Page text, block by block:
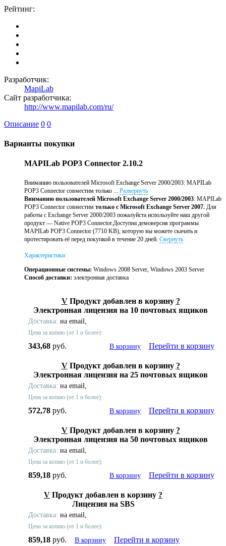
Рейтинг:
Разработчик:
MapiLab
Сайт разработчика:
http://www.mapilab.com/ru/
Описание 0 0
Варианты покупки
MAPILab POP3 Connector 2.10.2
Вниманию пользователей Microsoft Exchange Server 2000/2003: MAPILab
POP3 Connector совместим только ... Развернуть
Вниманию пользователей Microsoft Exchange Server 2000/2003: MAPILab
POP3 Connector совместим только с Microsoft Exchange Server 2007. Для
работы с Exchange Server 2000/2003 пожалуйста используйте наш другой
продукт — Native POP3 Connector.Доступна демоверсия программы
MAPILab POP3 Connector (7710 KB), которую вы можете скачать и
протестировать её перед покупкой в течение 20 дней. Свернуть
Характеристики
Операционные системы: Windows 2008 Server, Windows 2003 Server
Способ доставки: электронная доставка
V Продукт добавлен в корзину ?
Электронная лицензия на 10 почтовых ящиков
Доставка: на email,
Цена за копию (от 1 и более):
343,68 руб. В корзину Перейти в корзину
V Продукт добавлен в корзину ?
Электронная лицензия на 25 почтовых ящиков
Доставка: на email,
Цена за копию (от 1 и более):
572,78 руб. В корзину Перейти в корзину
V Продукт добавлен в корзину ?
Электронная лицензия на 50 почтовых ящиков
Доставка: на email,
Цена за копию (от 1 и более):
859,18 руб. В корзину Перейти в корзину
V Продукт добавлен в корзину ?
Лицензия на SBS
Доставка: на email,
Цена за копию (от 1 и более):
859,18 руб. В корзину Перейти в корзину